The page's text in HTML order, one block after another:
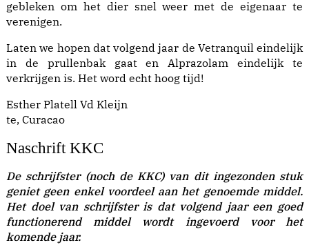
gebleken om het dier snel weer met de eigenaar te
verenigen.
Laten we hopen dat volgend jaar de Vetranquil eindelijk
in de prullenbak gaat en Alprazolam eindelijk te
verkrijgen is. Het word echt hoog tijd!
Esther Platell Vd Kleijn
te, Curacao
Naschrift KKC
De schrijfster (noch de KKC) van dit ingezonden stuk
geniet geen enkel voordeel aan het genoemde middel.
Het doel van schrijfster is dat volgend jaar een goed
functionerend middel wordt ingevoerd voor het
komende jaar.